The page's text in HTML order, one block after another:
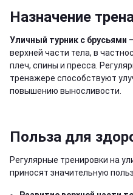
Назначение
Уличный турник с брусьями
верхней части тела, в
плеч, спины и пресса.
тренажере способствуют
повышению выносливости.
Польза для
Регулярные тренировки на
приносят значительную